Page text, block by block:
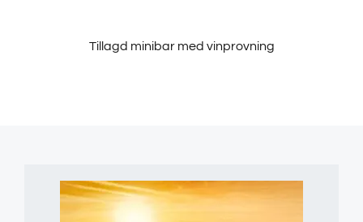
Tillagd minibar med vinprovning